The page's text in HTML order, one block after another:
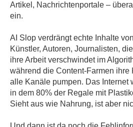
Artikel, Nachrichtenportale –
ein.
AI Slop verdrängt echte Inhalte
Künstler, Autoren, Journalisten,
ihre Arbeit verschwindet im
während die Content-Farmen ihre
alle Kanäle pumpen. Das Internet
in dem 80% der Regale mit
Sieht aus wie Nahrung, ist aber